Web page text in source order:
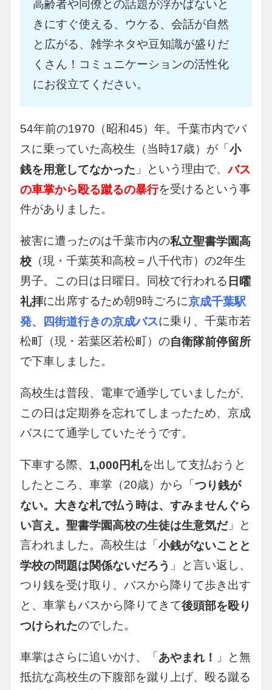
高齢者や同僚との話題が浮かばないと
きにすぐ使える、ウケる、会話が自然
と広がる、雑学ネタや豆知識が盛りだ
くさん！コミュニケーションの活性化
にお役立てください。
54年前の1970（昭和45）年。千葉市内でバ
スに乗っていた高校生（当時17歳）が「 小
銭を用意してなかった 」という理由で、 バス
の車掌から殴る蹴るの暴行を受けるという事
件がありました。
被害に遭ったのは千葉市内の私立聖書学園高
校（現・千葉英和高校＝八千代市）の2年生
男子。この日は日曜日。同校で行われる 日曜
礼拝に出席するため朝9時ごろに京成千葉駅
発、四街道行きの京成バスに乗り、千葉市若
松町（現・若葉区若松町）の自衛隊前停留所
で下車しました。
高校生は普段、電車で通学していましたが、
この日は定期券を忘れてしまったため、京成
バスにて通学していたそうです。
下車する際、 1,000円札を出して支払おうと
したところ、車掌（20歳）から「 つり銭が
ない。大きな札で払う時は、すみませんぐら
い言え。聖書学園高校の生徒は生意気だ」と
言われました。高校生は「 小銭がないことと
学校の問題は関係ないだろう 」と言い返し、
つり銭を受け取り、バスから降りて歩き出す
と、車掌もバスから降りてきて後頭部を殴り
つけられたのでした。
車掌はさらに追いかけ、「 あやまれ！
」と無
抵抗な高校生の下腹部を蹴り上げ、殴る蹴る